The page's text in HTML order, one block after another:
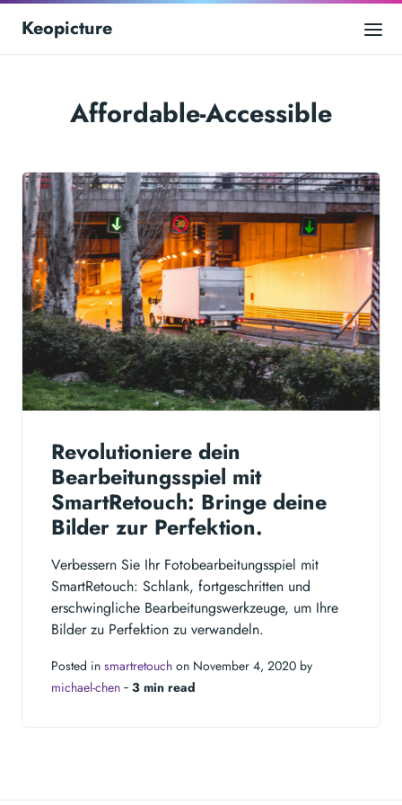
Keopicture
Affordable-Accessible
Revolutioniere dein
Bearbeitungsspiel mit
SmartRetouch: Bringe deine
Bilder zur Perfektion.
Verbessern Sie Ihr Fotobearbeitungsspiel mit
SmartRetouch: Schlank, fortgeschritten und
erschwingliche Bearbeitungswerkzeuge, um Ihre
Bilder zu Perfektion zu verwandeln.
Posted in smartretouch on November 4, 2020 by
michael-chen ‐ 3 min read